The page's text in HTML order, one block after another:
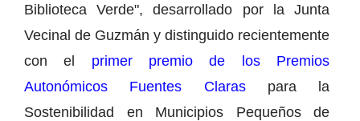
Biblioteca Verde", desarrollado por la Junta
Vecinal de Guzmán y distinguido recientemente
con el primer premio de los Premios
Autonómicos Fuentes Claraspara la
Sostenibilidad en Municipios Pequeños de